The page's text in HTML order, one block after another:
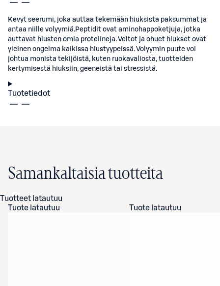
Kevyt seerumi, joka auttaa tekemään hiuksista paksummat ja
antaa niille volyymiä.Peptidit ovat aminohappoketjuja, jotka
auttavat hiusten omia proteiineja. Veltot ja ohuet hiukset ovat
yleinen ongelma kaikissa hiustyypeissä. Volyymin puute voi
johtua monista tekijöistä, kuten ruokavaliosta, tuotteiden
kertymisestä hiuksiin, geeneistä tai stressistä.
Tuotetiedot
Samankaltaisia tuotteita
Tuotteet latautuu
Tuote latautuu
Tuote latautuu